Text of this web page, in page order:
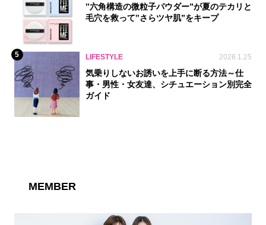
‟六角構造の微粒子パウダー”が夏のテカリと
毛穴を救って‟さらツヤ肌”をキープ
5 LIFESTYLE 2026.1.25
気乗りしないお誘いを上手に断る方法～仕
事・男性・女友達、シチュエーション別完全
ガイド
MEMBER